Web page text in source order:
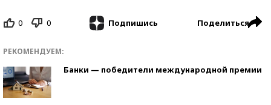
0 0 Подпишись Поделиться
РЕКОМЕНДУЕМ:
Банки — победители международной премии